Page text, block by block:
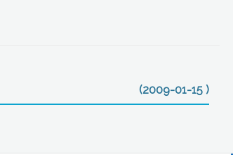
(2009-01-15 )